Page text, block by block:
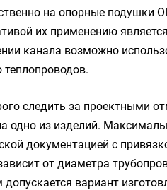
на опорные подушки
их применению
канала возможно
следить за проектными
одно из изделий.
документацией с
от диаметра
вариант